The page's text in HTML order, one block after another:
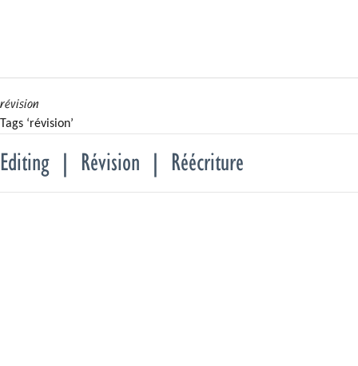
révision
Tags ‘révision’
Editing | Révision | Réécriture